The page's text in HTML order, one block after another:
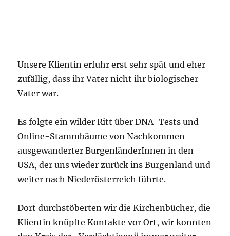
Unsere Klientin erfuhr erst sehr spät und eher
zufällig, dass ihr Vater nicht ihr biologischer
Vater war.
Es folgte ein wilder Ritt über DNA-Tests und
Online-Stammbäume von Nachkommen
ausgewanderter BurgenländerInnen in den
USA, der uns wieder zurück ins Burgenland und
weiter nach Niederösterreich führte.
Dortdurchstöberten wir die Kirchenbücher, die
Klientin knüpfte Kontakte vor Ort, wir konnten